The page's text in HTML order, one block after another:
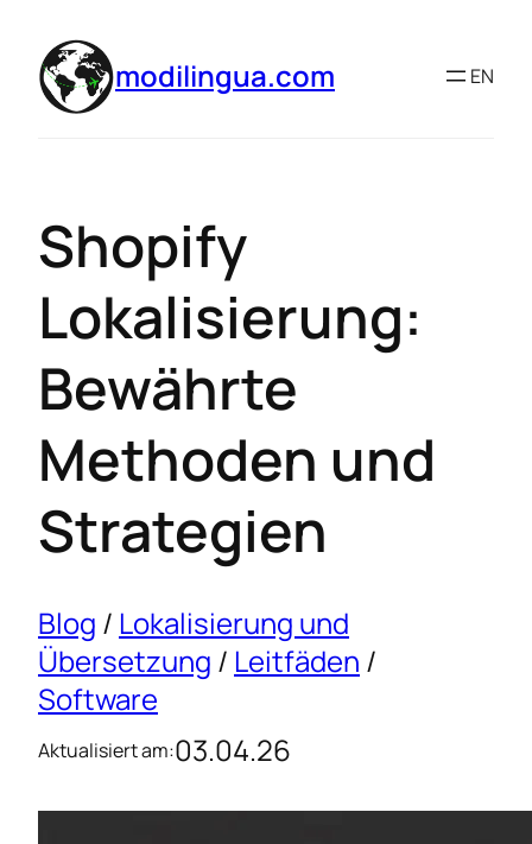
modilingua.com EN
Shopify
Lokalisierung:
Bewährte
Methoden und
Strategien
Blog / Lokalisierung und
Übersetzung / Leitfäden /
Software
Aktualisiert am:03.04.26